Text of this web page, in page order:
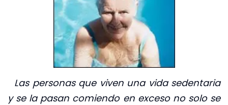
Las personas que viven una vida sedentaria
y se la pasan comiendo en exceso no solo se